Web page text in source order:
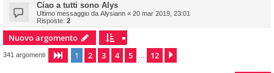
Ciao a tutti sono Alys
Ultimo messaggio da Alysiann « 20 mar 2019, 23:01
Risposte: 2
Nuovo argomento
341 argomenti Pagina di 12
1 2 3 4 5 12